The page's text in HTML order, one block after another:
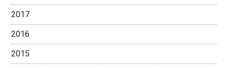
2017
2016
2015